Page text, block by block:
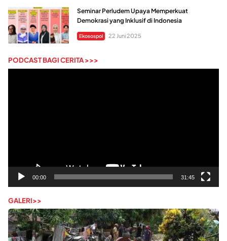
Seminar Perludem Upaya Memperkuat
Demokrasi yang Inklusif di Indonesia
Ekosospol 22 Juni 2025
PODCAST BAGI CERITA >>>
00:00 31:45
GALERI>>